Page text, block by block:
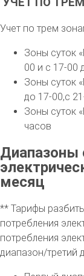
Учет по трем
Зоны суток
00 и с 17-00
Зоны суток
до 17-00,с
Зоны суток
часов
Диапазоны
месяц
** Тарифы
потребления
потребления
диапазон/третий